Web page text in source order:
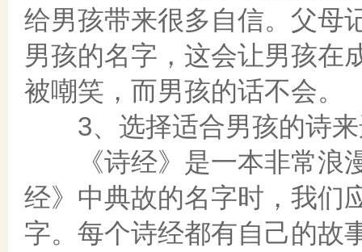
给男孩带来很多自信。父母
男孩的名字，这会让男孩在
被嘲笑，而男孩的话不会。
3、选择适合男孩的诗来
《诗经》是一本非常浪
经》中典故的名字时，我们
字。每个诗经都有自己的故